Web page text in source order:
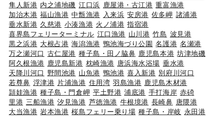
隼人新港 内之浦地磯 江口浜 鹿屋港・古江港 重富漁港
加治木港 福山漁港 中甑漁港 入来浜 安房港 佐多岬 諸浦港
垂水新港 久慈港 小湊漁港 火ノ浦港 指宿港
喜界島フェリーターミナル 江口漁港 山川港 竹島 波見港
黒之浜港 大根占港 海潟漁港 鴨池海づり公園 名護港 名瀬港
万之瀬河口 古仁屋港 種子島・田ノ脇鼻 鹿児島本港 坊津地磯
阿久根漁港 鹿児島新港 枕崎漁港 唐浜海水浴場 垂水港
天降川河口 野間池港 山魚港 鴨池港 喜入新港 別府川河口
若尊鼻 浮津港 片浦漁港 住用湾 羽島漁港 鹿児島木材港
頴娃漁港 種子島・門倉岬 平土野港 浦底港 手打海岸 赤碕
里港 三船漁港 汐見漁港 芦徳漁港 牛根境港 長崎鼻 唐隈港
大当漁港 岩本漁港 桜島フェリー乗り場 種子島・岸岐 永田港